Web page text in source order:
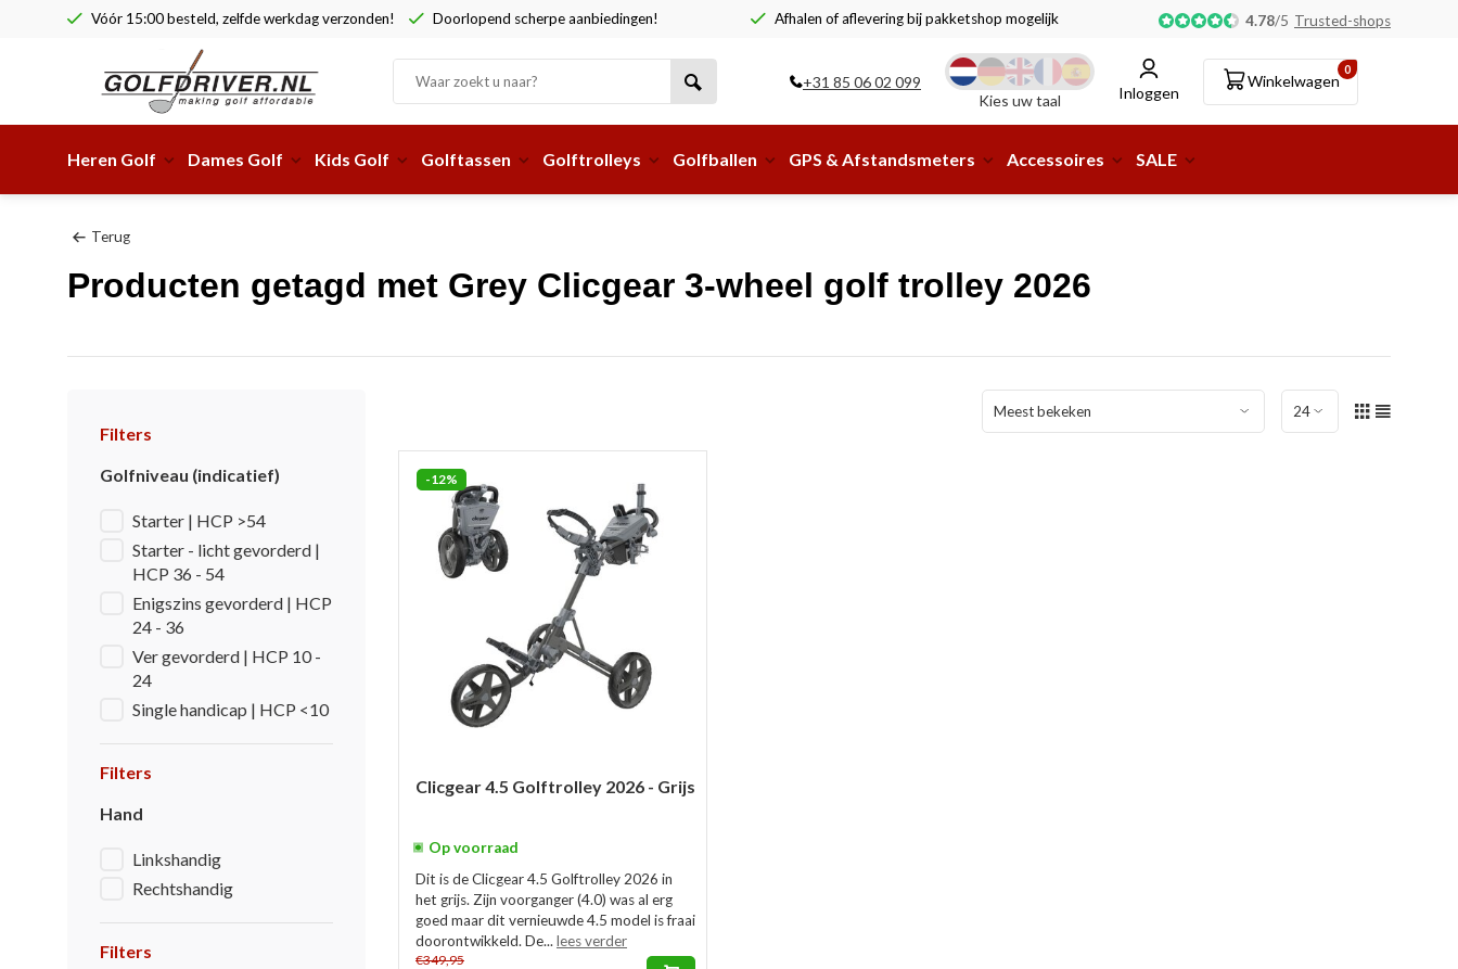
Vóór 15:00 besteld, zelfde werkdag verzonden! Doorlopend scherpe aanbiedingen! Afhalen of aflevering bij pakketshop mogelijk! 4.78/5 Trusted-shops
+31 85 06 02 099
Kies uw taal
Inloggen
0
Winkelwagen
Heren Golf Dames Golf Kids Golf Golftassen Golftrolleys Golfballen GPS & Afstandsmeters Accessoires SALE
Terug
Producten getagd met Grey Clicgear 3-wheel golf trolley 2026
Filters
Golfniveau (indicatief)
Starter | HCP >54
Starter - licht gevorderd |
HCP 36 - 54
Enigszins gevorderd | HCP
24 - 36
Ver gevorderd | HCP 10 -
24
Single handicap | HCP <10
Filters
Hand
Linkshandig
Rechtshandig
Filters
-12%
Clicgear 4.5 Golftrolley 2026 - Grijs
Op voorraad
Dit is de Clicgear 4.5 Golftrolley 2026 in
het grijs. Zijn voorganger (4.0) was al erg
goed maar dit vernieuwde 4.5 model is fraai
doorontwikkeld. De... lees verder
€349,95